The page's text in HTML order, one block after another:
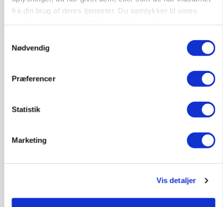
fra din brug af deres tjenester. Du samtykker til vores
Nødvendig
Præferencer
Statistik
Marketing
Vis detaljer
Landmand vågnede ved lyden af skrigende kvier:
Ulven stod på foderbordet
Annonce